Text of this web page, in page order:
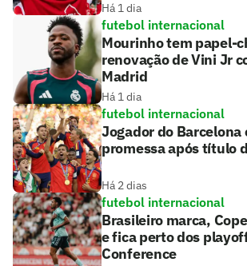
Há 1 dia
futebol internacional
Mourinho tem papel-
renovação de Vini Jr
Madrid
Há 1 dia
futebol internacional
Jogador do Barcelona
promessa após título
Há 2 dias
futebol internacional
Brasileiro marca,
e fica perto dos
Conference